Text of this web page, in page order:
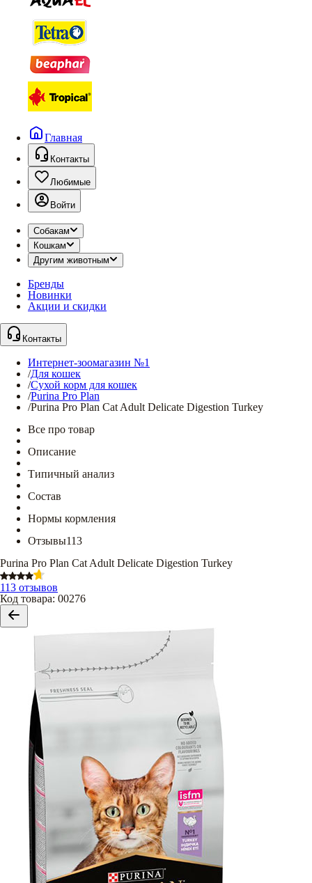
Главная
Контакты
Любимые
Войти
Собакам
Кошкам
Другим животным
Бренды
Новинки
Акции и скидки
Контакты
Интернет-зоомагазин №1
/Для кошек
/Сухой корм для кошек
/Purina Pro Plan
/Purina Pro Plan Cat Adult Delicate Digestion Turkey
Все про товар
Описание
Типичный анализ
Состав
Нормы кормления
Отзывы113
Purina Pro Plan Cat Adult Delicate Digestion Turkey
113 отзывов
Код товара: 00276